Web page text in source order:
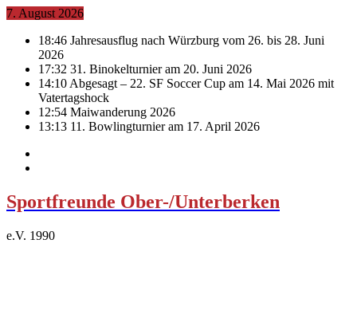
7. August 2026
18:46 Jahresausflug nach Würzburg vom 26. bis 28. Juni
2026
17:32 31. Binokelturnier am 20. Juni 2026
14:10 Abgesagt – 22. SF Soccer Cup am 14. Mai 2026 mit
Vatertagshock
12:54 Maiwanderung 2026
13:13 11. Bowlingturnier am 17. April 2026
Sportfreunde Ober-/Unterberken
e.V. 1990